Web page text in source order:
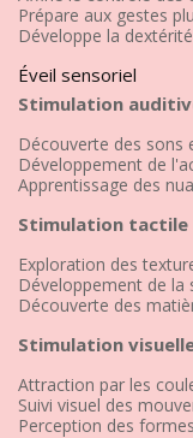
Prépare aux gestes
Développe la dextérité
Éveil sensoriel
Stimulation
Découverte des sons
Développement de
Apprentissage des
Stimulation tactile
Exploration des
Développement de la
Découverte des
Stimulation
Attraction par les
Suivi visuel des
Perception des